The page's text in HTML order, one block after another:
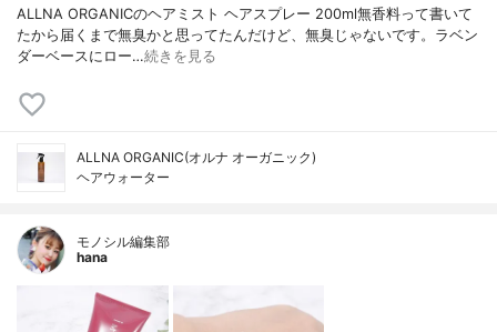
ALLNA ORGANICのヘアミスト ヘアスプレー 200ml無香料って書いて
たから届くまで無臭かと思ってたんだけど、無臭じゃないです。ラベン
ダーベースにロー…続きを見る
ALLNA ORGANIC(オルナ オーガニック)
ヘアウォーター
モノシル編集部
hana